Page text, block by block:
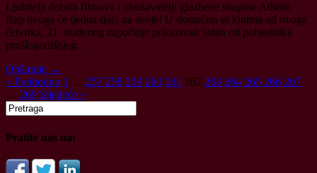
Ljubitelji dobrih filmova i obožavatelji glazbene skupine Atheist
Rap ovoga će tjedna doći na svoje! U domaćim se kinima od ovoga
četvrtka, 21. studenog započinje prikazivati jedan od pobjednika
prošlogodišnjeg…
Opširnije →
« Prethodno 1 … 257 258 259 260 261 262 263 264 265 266 267
… 269 Sljedeće »
Pratite nas na: